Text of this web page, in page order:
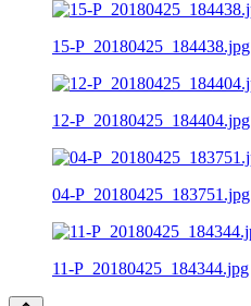
15-P_20180425_184438.jpg
12-P_20180425_184404.jpg
04-P_20180425_183751.jpg
11-P_20180425_184344.jpg